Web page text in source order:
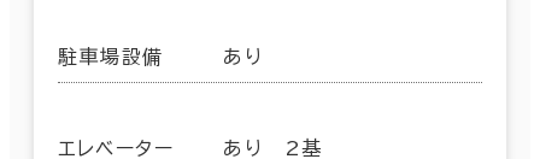
駐車場設備 あり
エレベーター あり 2基